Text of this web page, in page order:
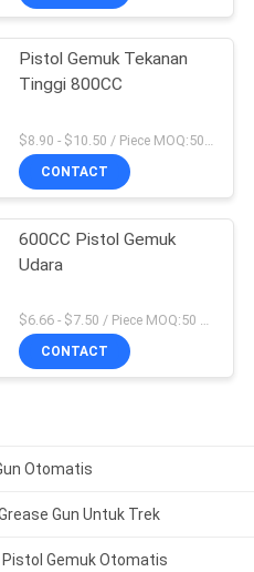
Pistol Gemuk Tekanan
Tinggi 800CC
CONTACT
600CC Pistol Gemuk
Udara
$6.66 - $7.50 / Piece MOQ:50 Potongan / potongan
CONTACT
Otomatis
Gun Untuk Trek
Pistol Gemuk Otomatis